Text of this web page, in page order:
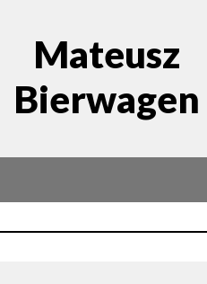
Mateusz
Bierwagen